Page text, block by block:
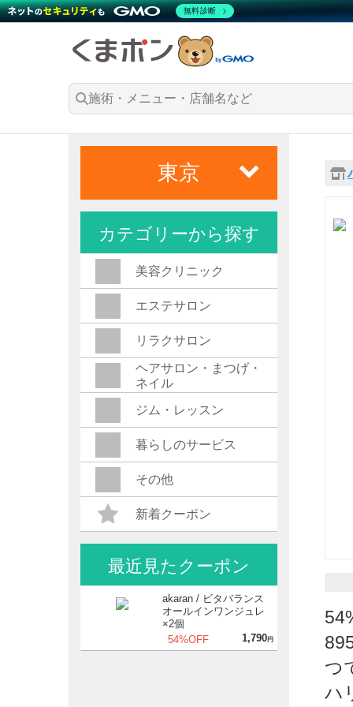
つ
ハ
東京
カテゴリーから探す
美容クリニック
エステサロン
リラクサロン
ヘアサロン・まつげ・
ネイル
ジム・レッスン
暮らしのサービス
その他
新着クーポン
最近見たクーポン
akaran / ビタバランス
オールインワンジュレ
×2個
54%OFF
1,790円
無料診断